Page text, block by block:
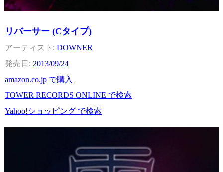
リバーサー (Cタイプ)
DOWNER
2013/09/24
amazon.co.jp で購入
TOWER RECORDS ONLINE で検索
Yahoo!ショッピング で検索